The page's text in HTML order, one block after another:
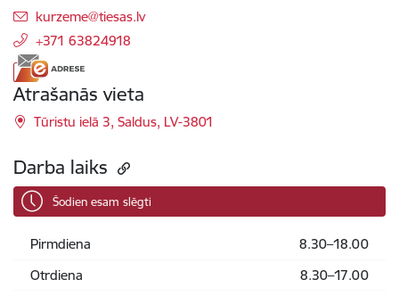
E-pasts:
kurzeme@tiesas.lv
+371 63824918
Atrašanās vieta
Tūristu ielā 3, Saldus, LV-3801
Darba laiks
Šodien esam slēgti
Pirmdiena
8.30–18.00
Otrdiena
8.30–17.00